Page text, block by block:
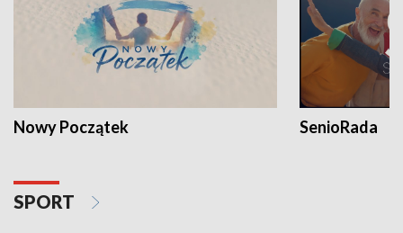
Nowy Początek SenioRada
SPORT